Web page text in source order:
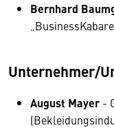
Bernhard
Unternehmer/
August Mayer -